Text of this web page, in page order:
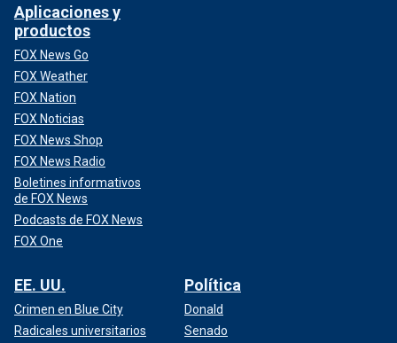
Aplicaciones y
productos
FOX News Go
FOX Weather
FOX Nation
FOX Noticias
FOX News Shop
FOX News Radio
Boletines informativos
de FOX News
Podcasts de FOX News
FOX One
EE. UU.
Crimen en Blue City
Radicales universitarios
Política
Donald
Senado